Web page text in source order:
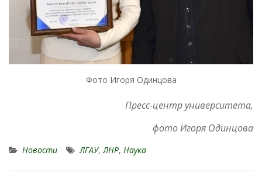
Фото Игоря Одинцова
Пресс-центр университета,
фото Игоря Одинцова
Новости ЛГАУ,ЛНР, Наука